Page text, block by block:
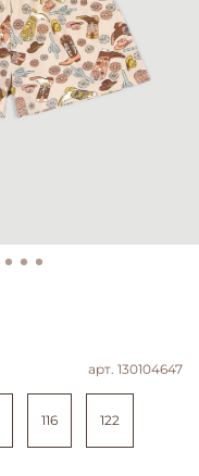
арт. 130104647
116 122